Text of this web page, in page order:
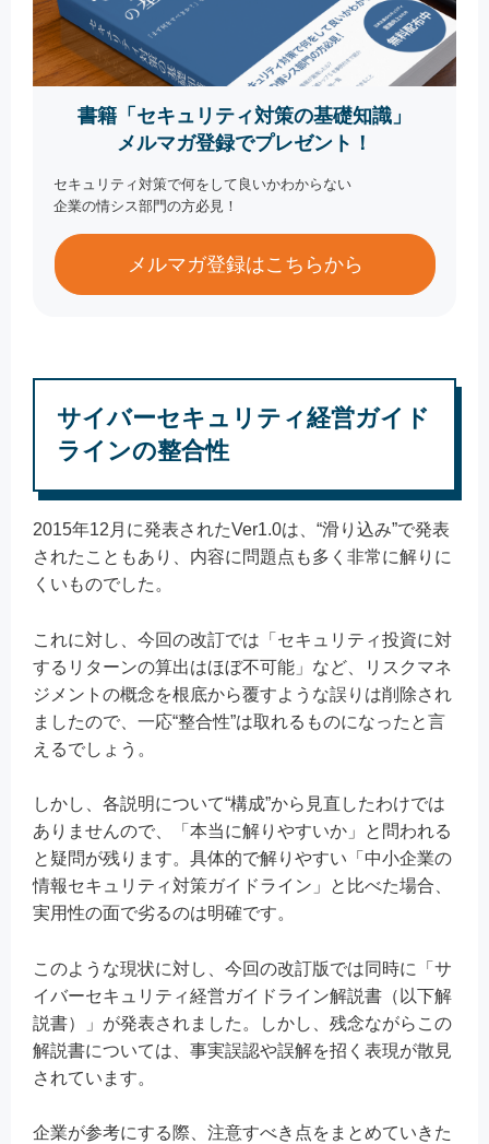
書籍「セキュリティ対策の基礎知識」
メルマガ登録でプレゼント！
セキュリティ対策で何をして良いかわからない
企業の情シス部門の方必見！
メルマガ登録はこちらから
サイバーセキュリティ経営ガイド
ラインの整合性
2015年12月に発表されたVer1.0は、“滑り込み”で発表
されたこともあり、内容に問題点も多く非常に解りに
くいものでした。
これに対し、今回の改訂では「セキュリティ投資に対
するリターンの算出はほぼ不可能」など、リスクマネ
ジメントの概念を根底から覆すような誤りは削除され
ましたので、一応“整合性”は取れるものになったと言
えるでしょう。
しかし、各説明について“構成”から見直したわけでは
ありませんので、「本当に解りやすいか」と問われる
と疑問が残ります。具体的で解りやすい「中小企業の
情報セキュリティ対策ガイドライン」と比べた場合、
実用性の面で劣るのは明確です。
このような現状に対し、今回の改訂版では同時に「サ
イバーセキュリティ経営ガイドライン解説書（以下解
説書）」が発表されました。しかし、残念ながらこの
解説書については、事実誤認や誤解を招く表現が散見
されています。
企業が参考にする際、注意すべき点をまとめていきた